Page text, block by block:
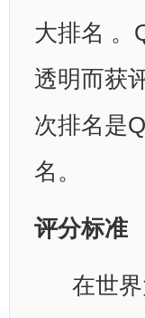
大排名 。
透明而获
次排名是
名。
评分标准
在世界